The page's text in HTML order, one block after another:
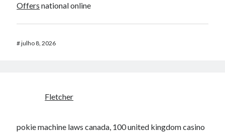
Offers​ national online​
#julho 8, 2026
Fletcher
pokie machine laws canada, 100 united kingdom casino